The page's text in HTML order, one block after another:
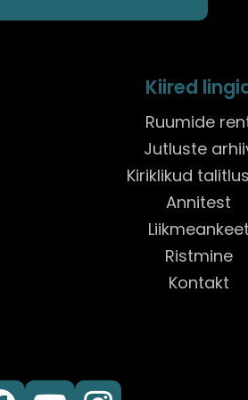
Kiired
Ruumide
Jutluste
Kiriklikud
Annitest
Liikmeankeet
Ristmine
Kontakt